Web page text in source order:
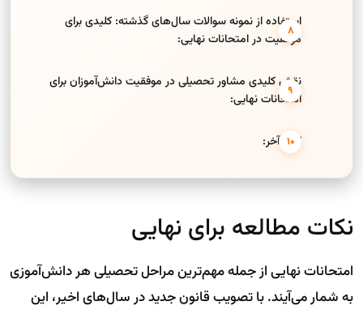
استفاده از نمونه سوالات سال‌های گذشته: کلیدی برای
موفقیت در امتحانات نهایی:
نقش کلیدی مشاور تحصیلی در موفقیت دانش‌آموزان برای
امتحانات نهایی:
کلام آخر:
نکات مطالعه برای نهایی
امتحانات نهایی از جمله مهم‌ترین مراحل تحصیلی هر دانش‌آموزی
به شمار می‌آیند. با تصویب قانون جدید در سال‌های اخیر، این